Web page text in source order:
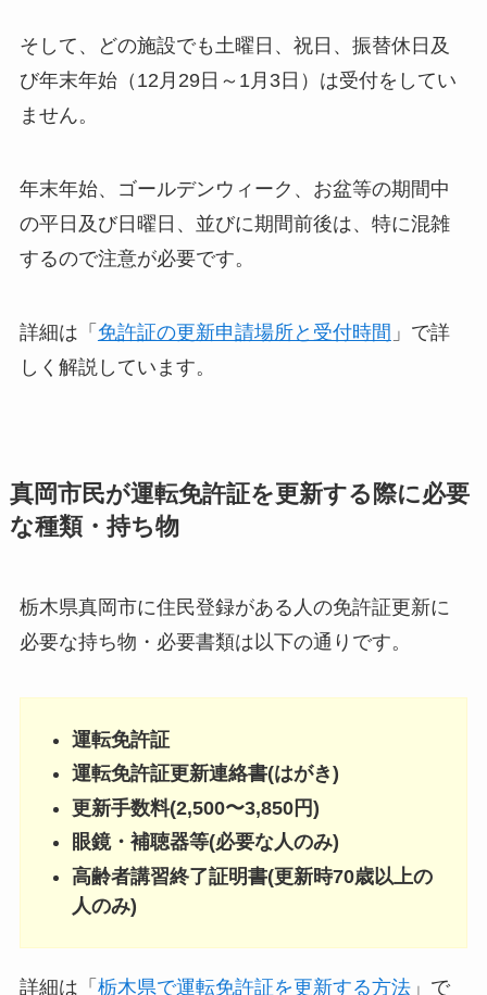
そして、どの施設でも土曜日、祝日、振替休日及
び年末年始（12月29日～1月3日）は受付をしてい
ません。
年末年始、ゴールデンウィーク、お盆等の期間中
の平日及び日曜日、並びに期間前後は、特に混雑
するので注意が必要です。
詳細は「 免許証の更新申請場所と受付時間 」で詳
しく解説しています。
真岡市民が運転免許証を更新する際に必要
な種類・持ち物
栃木県真岡市に住民登録がある人の免許証更新に
必要な持ち物・必要書類は以下の通りです。
運転免許証
運転免許証更新連絡書(はがき)
更新手数料(2,500〜3,850円)
眼鏡・補聴器等(必要な人のみ)
高齢者講習終了証明書(更新時70歳以上の
人のみ)
詳細は「 栃木県で運転免許証を更新する方法」で